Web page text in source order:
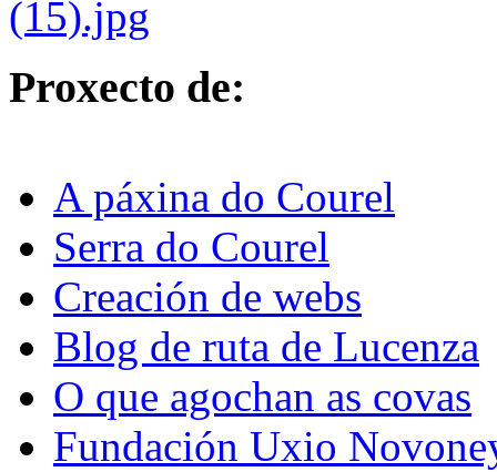
Proxecto de:
A páxina do Courel
Serra do Courel
Creación de webs
Blog de ruta de Lucenza
O que agochan as covas
Fundación Uxio